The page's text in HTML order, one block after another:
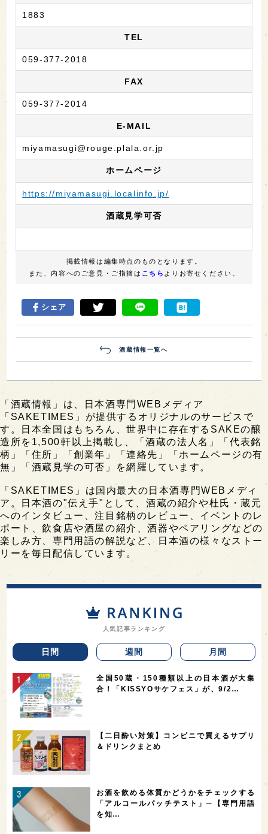
1883
TEL
059-377-2018
FAX
059-377-2014
E-MAIL
miyamasugi@rouge.plala.or.jp
ホームページ
https://miyamasugi.localinfo.jp/
酒蔵見学可否
掲載情報は編集時点のものとなります。
また、内容へのご意見・ご指摘は こちら よりお寄せください。
シェア
酒蔵情報一覧へ
「酒蔵情報」は、日本酒専門WEBメディア
「SAKETIMES」が提供するオリジナルのサービスで
す。日本全国はもちろん、世界中に存在するSAKEの醸
造所を1,500軒以上掲載し、「酒蔵の法人名」「代表銘
柄」「住所」「創業年」「連絡先」「ホームページの有
無」「酒蔵見学の可否」を網羅しています。
「SAKETIMES」は国内最大の日本酒専門WEBメディ
ア。日本酒の"伝え手"として、酒蔵の紹介や杜氏・蔵元
へのインタビュー、注目銘柄のレビュー、イベントのレ
ポート、飲食店や酒屋の紹介、酒器やペアリングなどの
楽しみ方、専門用語の解説など、日本酒の様々なストー
リーを毎日配信しています。
人気記事ランキング
日間 週間 月間
全国50蔵・150種類以上の日本酒が大集
合！「KISSYOサケフェス」が、9/2…
【二日酔い対策】コンビニで買えるサプリ
＆ドリンクまとめ
お酒を飲める体質かどうかをチェックする
「アルコールパッチテスト」─【専門用語
を知…